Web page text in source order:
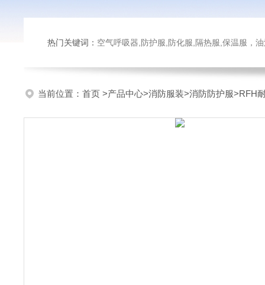
热门关键词： 空气呼吸器,防护服,防化服,隔热服,保温服，
当前位置： 首页 >产品中心>消防服装>消防防护服>RFH